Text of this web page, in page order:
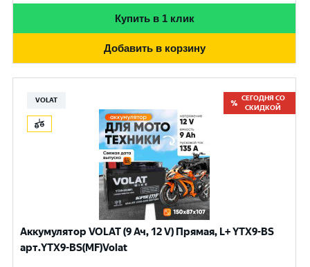
Купить в 1 клик
Добавить в корзину
VOLAT
СЕГОДНЯ СО
СКИДКОЙ
Аккумулятор VOLAT (9 Ач, 12 V) Прямая, L+ YTX9-BS
арт.YTX9-BS(MF)Volat